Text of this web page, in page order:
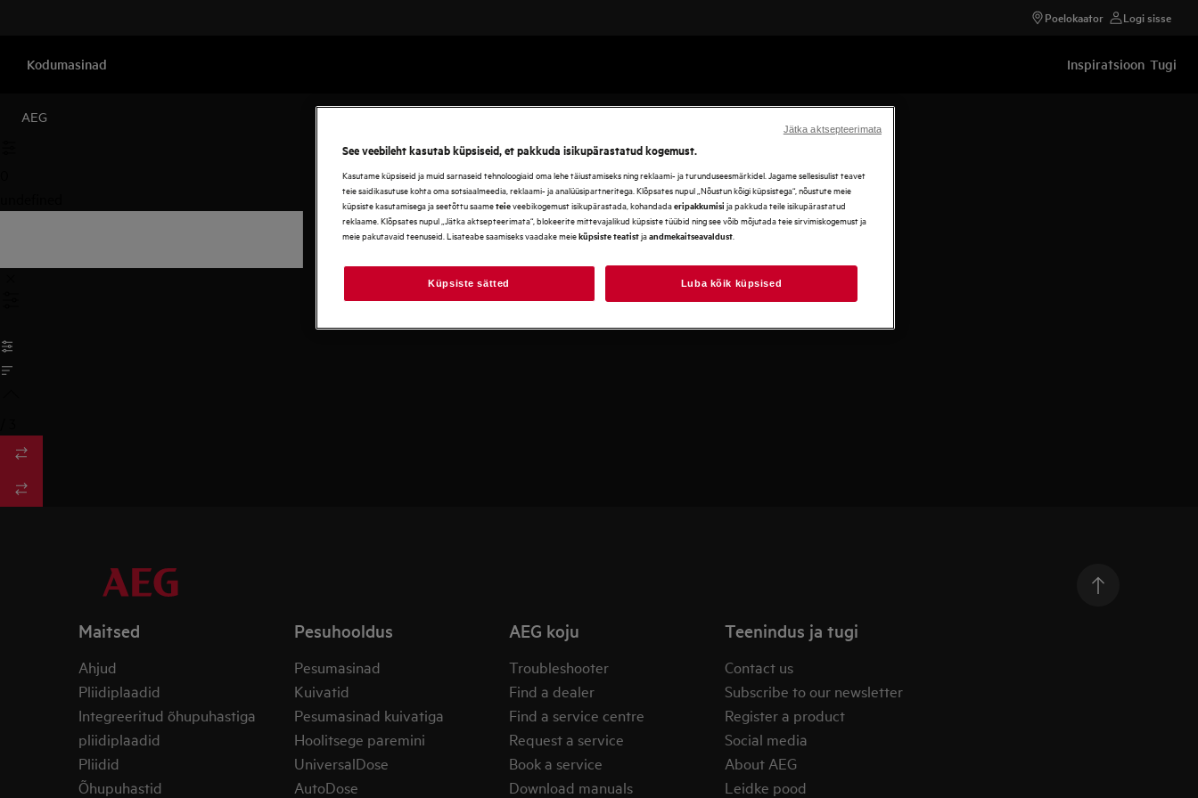
Poelokaator Logi sisse
Kodumasinad Inspiratsioon Tugi
AEG
Maitsed
Ahjud
Pliidiplaadid
Integreeritud õhupuhastiga
pliidiplaadid
Pliidid
Õhupuhastid
Pesuhooldus
Pesumasinad
Kuivatid
Pesumasinad kuivatiga
Hoolitsege paremini
UniversalDose
AutoDose
AEG koju
Troubleshooter
Find a dealer
Find a service centre
Request a service
Book a service
Download manuals
Teenindus ja tugi
Contact us
Subscribe to our newsletter
Register a product
Social media
About AEG
Leidke pood
See veebileht kasutab küpsiseid, et pakkuda isikupärastatud kogemust.
Kasutame küpsiseid ja muid sarnaseid tehnoloogiaid oma lehe täiustamiseks ning reklaami- ja turunduseesmärkidel. Jagame sellesisulist teavet
teie saidikasutuse kohta oma sotsiaalmeedia, reklaami- ja analüüsipartneritega. Klõpsates nupul „Nõustun kõigi küpsistega“, nõustute meie
küpsiste kasutamisega ja seetõttu saameteieveebikogemust isikupärastada, kohandadaeripakkumisi ja pakkuda teile isikupärastatud
reklaame. Klõpsates nupul „Jätka aktsepteerimata“, blokeerite mittevajalikud küpsiste tüübid ning see võib mõjutada teie sirvimiskogemust ja
meie pakutavaid teenuseid. Lisateabe saamiseks vaadake meieküpsiste teatistjaandmekaitseavaldust
Küpsiste sätted Luba kõik küpsised
Jätka aktsepteerimata